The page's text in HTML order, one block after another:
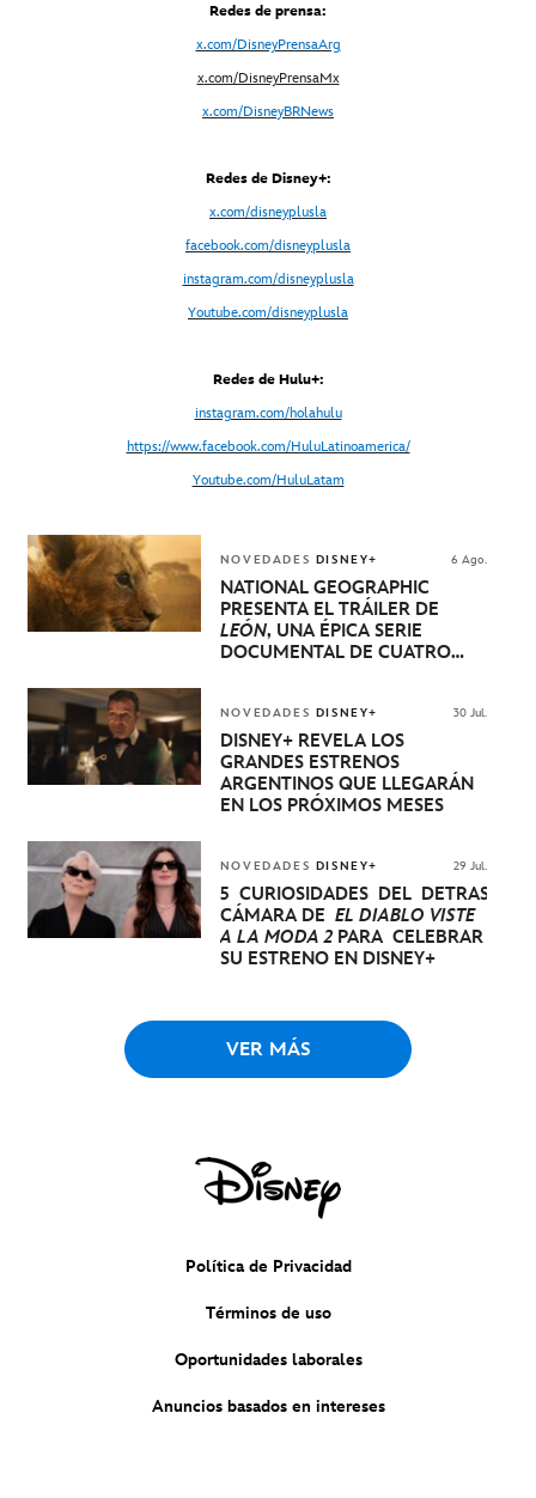
Redes de prensa:
x.com/DisneyPrensaArg
x.com/DisneyPrensaMx
x.com/DisneyBRNews
Redes de Disney+:
x.com/disneyplusla
facebook.com/disneyplusla
instagram.com/disneyplusla
Youtube.com/disneyplusla
Redes de Hulu+:
instagram.com/holahulu
https://www.facebook.com/HuluLatinoamerica/
Youtube.com/HuluLatam
NOVEDADES DISNEY+ 6 Ago.
NATIONAL GEOGRAPHIC
PRESENTA EL TRÁILER DE
LEÓN, UNA ÉPICA SERIE
DOCUMENTAL DE CUATRO
DE UN CACHORRO DE LEÓN
HASTA QUE SE CONVIERTE EN
REY
NOVEDADES DISNEY+ 30 Jul.
DISNEY+ REVELA LOS
GRANDES ESTRENOS
ARGENTINOS QUE LLEGARÁN
EN LOS PRÓXIMOS MESES
NOVEDADES DISNEY+ 29 Jul.
5 CURIOSIDADES DEL DETRÁS DE
CÁMARA DE EL DIABLO VISTE
A LA MODA 2PARA CELEBRAR
SU ESTRENO EN DISNEY+
VER MÁS
Política de Privacidad
Términos de uso
Oportunidades laborales
Anuncios basados en intereses